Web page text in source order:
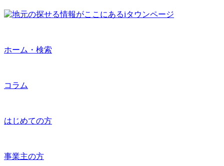
ホーム・検索
コラム
はじめての方
事業主の方